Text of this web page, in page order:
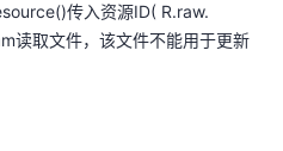
传入资源ID( R.raw.
读取文件，该文件不能用于更新